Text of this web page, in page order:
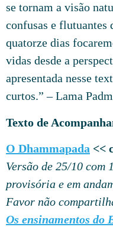
se tornam a visão
confusas e flutuantes
quatorze dias
vidas desde a
apresentada nesse
curtos.” – Lama
Texto de
O Dhammapada <<
Versão de 25/10 com
provisória e em
Favor não
Os ensinamentos do